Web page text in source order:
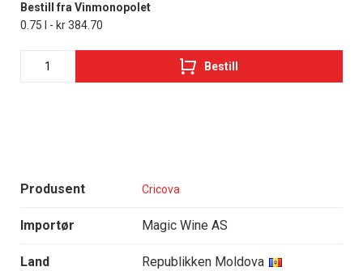
Produsent Cricova
Importør Magic Wine AS
Land Republikken Moldova
Bestill fra Vinmonopolet
0.75 l - kr 384.70
Bestill